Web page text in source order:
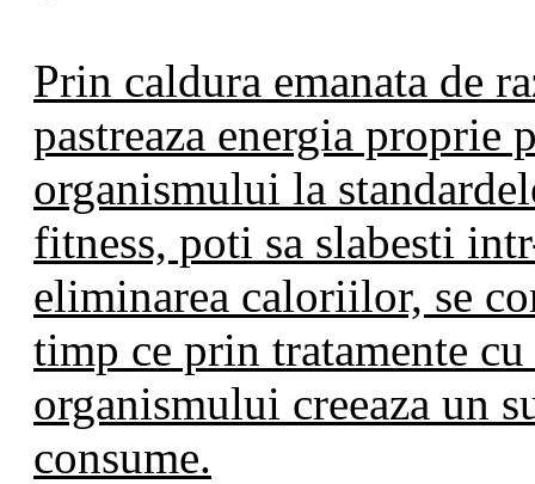
Prin caldura emanata de
pastreaza energia
organismului la
fitness, poti sa slabesti
eliminarea caloriilor, se
timp ce prin tratamente
organismului creeaza un
consume.